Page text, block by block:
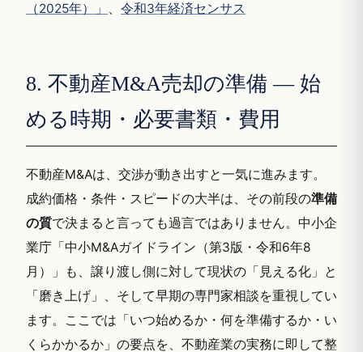
（2025年）」 、 令和3年経済センサス
8. 不動産M&A売却の準備 — 始
める時期・必要書類・費用
不動産M&Aは、交渉が動き出すと一気に進みます。
成約価格・条件・スピードの大半は、その前段の準備
の質で決まると言っても過言ではありません。中小企
業庁「中小M&Aガイドライン（第3版・令和6年8
月）」も、譲り渡し側に対して現状の「見える化」と
「磨き上げ」、そして早期の専門家相談を重視してい
ます。ここでは「いつ始めるか・何を準備するか・い
くらかかるか」の要点を、不動産業の実務に即して整